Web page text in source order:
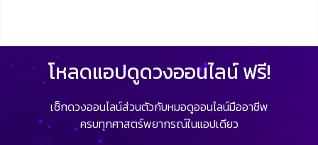
โหลดแอปดูดวงออนไลน์ ฟรี!
เช็กดวงออนไลน์ส่วนตัวกับหมอดูออนไลน์มืออาชีพ
ครบทุกศาสตร์พยากรณ์ในแอปเดียว